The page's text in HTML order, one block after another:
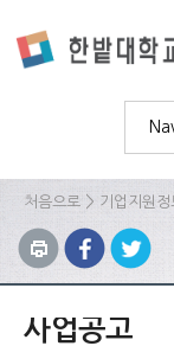
처음으로 > 기업지원정
사업공고